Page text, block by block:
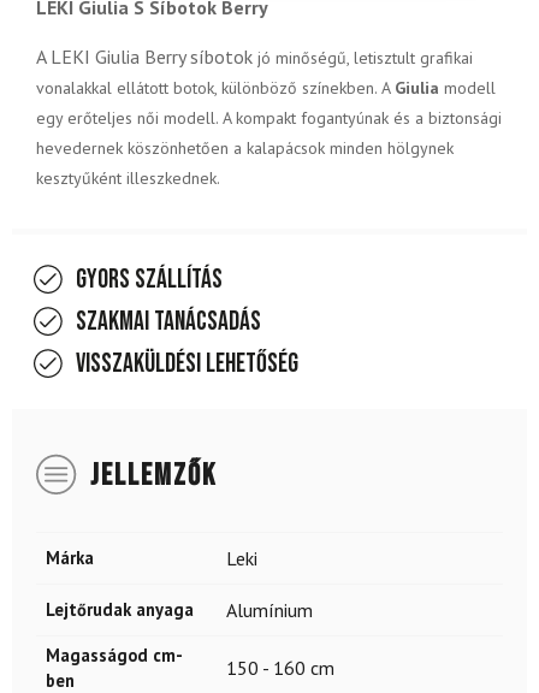
LEKI Giulia S Síbotok Berry
A LEKI Giulia Berry síbotok jó minőségű, letisztult grafikai
vonalakkal ellátott botok, különböző színekben. A Giulia modell
egy erőteljes női modell. A kompakt fogantyúnak és a biztonsági
hevedernek köszönhetően a kalapácsok minden hölgynek
kesztyűként illeszkednek.
Gyors szállítás
Szakmai tanácsadás
Visszaküldési lehetőség
JELLEMZŐK
Márka Leki
Lejtőrudak anyaga Alumínium
Magasságod cm-
ben
150 - 160 cm